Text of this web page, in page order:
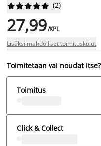





 (2)
27,99/KPL
Lisäksi mahdolliset toimituskulut
Toimitetaan vai noudat itse?
Toimitus
Click & Collect